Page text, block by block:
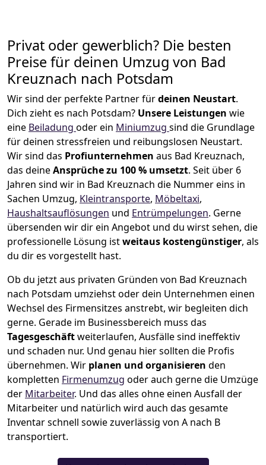
Privat oder gewerblich? Die besten
Preise für deinen Umzug von Bad
Kreuznach nach Potsdam
Wir sind der perfekte Partner fürdeinen Neustart.
Dich zieht es nach Potsdam? Unsere Leistungen wie
eine Beiladung oder ein Miniumzug sind die Grundlage
für deinen stressfreien und reibungslosen Neustart.
Wir sind das Profiunternehmen aus Bad Kreuznach,
das deineAnsprüche zu 100 % umsetzt. Seit über 6
Jahren sind wir in Bad Kreuznach die Nummer eins in
Sachen Umzug, Kleintransporte, Möbeltaxi,
Haushaltsauflösungen und Entrümpelungen. Gerne
übersenden wir dir ein Angebot und du wirst sehen, die
professionelle Lösung istweitaus kostengünstiger, als
du dir es vorgestellt hast.
Ob du jetzt aus privaten Gründen von Bad Kreuznach
nach Potsdam umziehst oder dein Unternehmen einen
Wechsel des Firmensitzes anstrebt, wir begleiten dich
gerne. Gerade im Businessbereich muss das
Tagesgeschäftweiterlaufen, Ausfälle sind ineffektiv
und schaden nur. Und genau hier sollten die Profis
übernehmen. Wir planen und organisieren den
kompletten Firmenumzug oder auch gerne die Umzüge
der Mitarbeiter. Und das alles ohne einen Ausfall der
Mitarbeiter und natürlich wird auch das gesamte
Inventar schnell sowie zuverlässig von A nach B
transportiert.